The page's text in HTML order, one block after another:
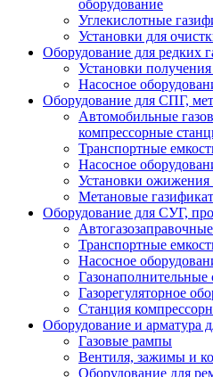
оборудование
Углекислотные
Установки для
Оборудование для редких
Установки получения
Насосное
Оборудование для СПГ,
Автомобильные
компрессорные
Транспортные
Насосное
Установки ожижения
Метановые
Оборудование для СУГ,
Транспортные
Насосное
Газорегуляторное
Станция
Оборудование и арматура
Газовые рампы
Вентиля, зажимы и
Оборудование для